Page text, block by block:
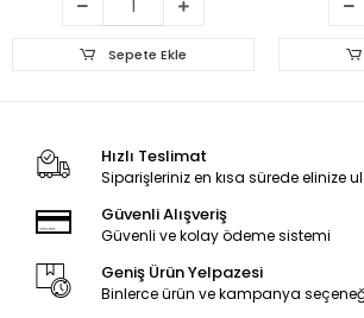
Sepete Ekle
Hızlı Teslimat
Siparişleriniz en kısa sürede elinize
Güvenli Alışveriş
Güvenli ve kolay ödeme sistemi
Geniş Ürün Yelpazesi
Binlerce ürün ve kampanya